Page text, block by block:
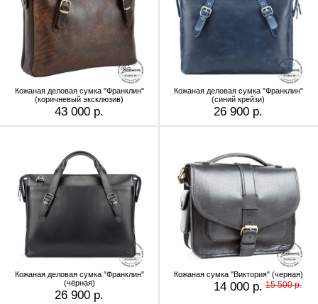
Кожаная деловая сумка "Франклин"
(коричневый эксклюзив)
43 000 р.
Кожаная деловая сумка "Франклин"
(синий крейзи)
26 900 р.
Кожаная деловая сумка "Франклин"
(чёрная)
26 900 р.
Кожаная сумка "Виктория" (черная)
14 000 р. 15 500 р.